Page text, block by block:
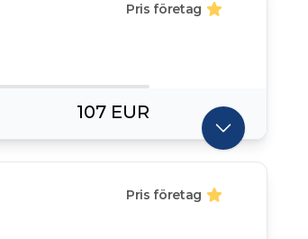
Pris företag
107 EUR
Pris företag